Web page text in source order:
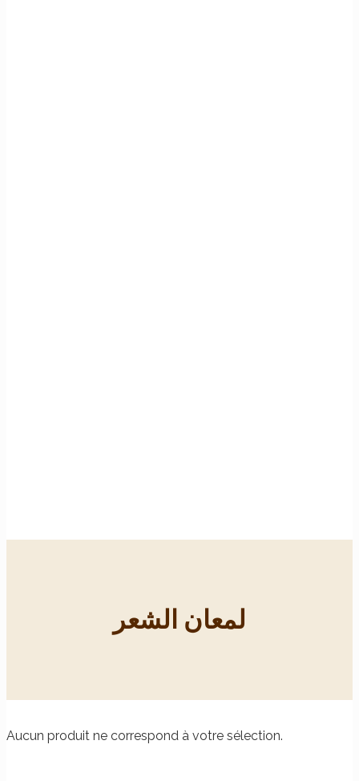
لمعان الشعر
Aucun produit ne correspond à votre sélection.